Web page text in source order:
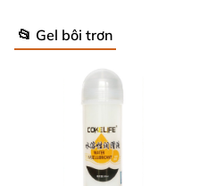
📂 Gel bôi trơn